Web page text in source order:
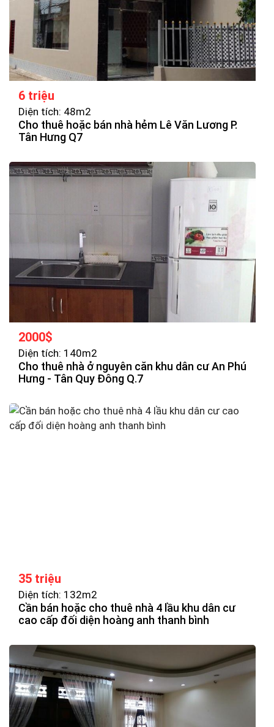
6 triệu
Diện tích: 48m2
Cho thuê hoặc bán nhà hẻm Lê Văn Lương P.
Tân Hưng Q7
2000$
Diện tích: 140m2
Cho thuê nhà ở nguyên căn khu dân cư An Phú
Hưng - Tân Quy Đông Q.7
35 triệu
Diện tích: 132m2
Cần bán hoặc cho thuê nhà 4 lầu khu dân cư
cao cấp đối diện hoàng anh thanh bình